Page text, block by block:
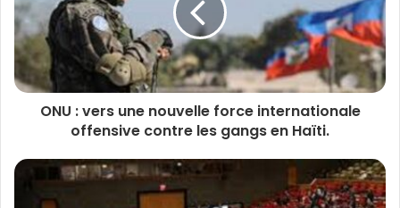
ONU : vers une nouvelle force internationale
offensive contre les gangs en Haïti.